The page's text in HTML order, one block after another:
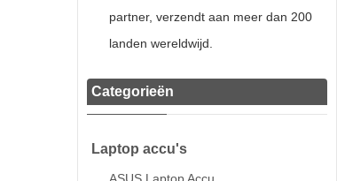
partner, verzendt aan meer dan 200
landen wereldwijd.
Categorieën
Laptop accu's